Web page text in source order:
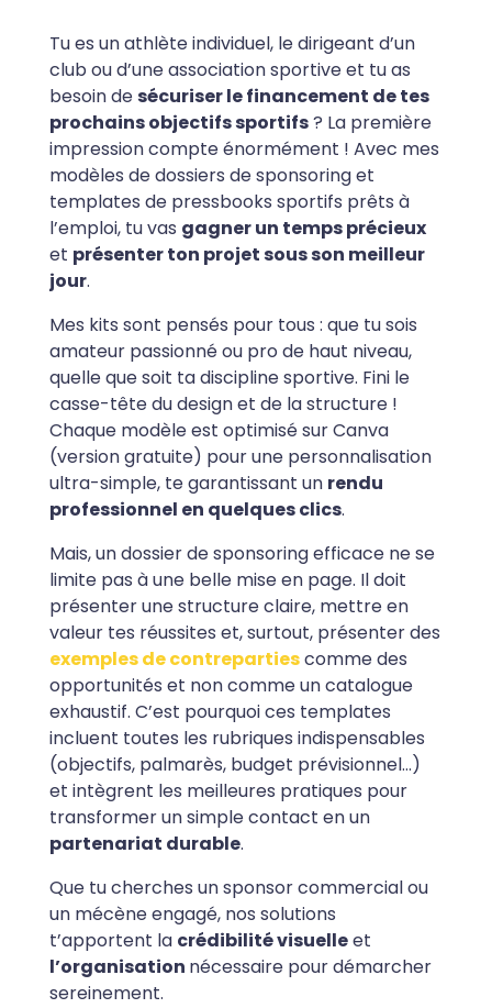
Tu es un athlète individuel, le dirigeant d’un
club ou d’une association sportive et tu as
besoin desécuriser le financement de tes
prochains objectifs sportifs? La première
impression compte énormément ! Avec mes
modèles de dossiers de sponsoring et
templates de pressbooks sportifs prêts à
l’emploi, tu vas gagner un temps précieux
et présenter ton projet sous son meilleur
jour.
Mes kits sont pensés pour tous : que tu sois
amateur passionné ou pro de haut niveau,
quelle que soit ta discipline sportive. Fini le
casse-tête du design et de la structure !
Chaque modèle est optimisé sur Canva
(version gratuite) pour une personnalisation
ultra-simple, te garantissant un rendu
professionnel en quelques clics.
Mais, un dossier de sponsoring efficace ne se
limite pas à une belle mise en page. Il doit
présenter une structure claire, mettre en
valeur tes réussites et, surtout, présenter des
exemples de contrepartiescomme des
opportunités et non comme un catalogue
exhaustif. C’est pourquoi ces templates
incluent toutes les rubriques indispensables
(objectifs, palmarès, budget prévisionnel…)
et intègrent les meilleures pratiques pour
transformer un simple contact en un
partenariat durable.
Que tu cherches un sponsor commercial ou
un mécène engagé, nos solutions
t’apportent la crédibilité visuelleet
l’organisation nécessaire pour démarcher
sereinement.